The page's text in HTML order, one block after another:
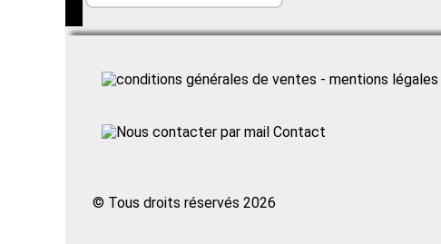
Contact
© Tous droits réservés 2026